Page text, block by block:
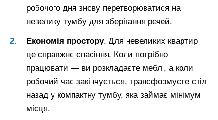
робочого дня знову перетворюватися на
невелику тумбу для зберігання речей.
Економія простору. Для невеликих квартир
це справжнє спасіння. Коли потрібно
працювати — ви розкладаєте меблі, а коли
робочий час закінчується, трансформуєте стіл
назад у компактну тумбу, яка займає мінімум
місця.